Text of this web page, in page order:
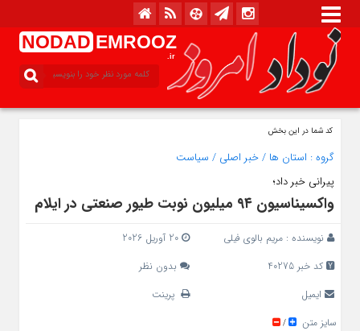
NODAD EMROOZ
.ir
کد شما در این بخش
گروه : استان ها /خبر اصلی / سیاست
پیرانی خبر داد؛
واکسیناسیون ۹۴ میلیون نوبت طیور صنعتی در ایلام
نویسنده : مریم بالوی فیلی
20 آوریل 2026
کد خبر 40275
بدون نظر
ایمیل
پرینت
سایز متن
/